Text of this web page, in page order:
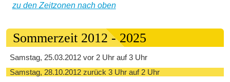
zu den Zeitzonen nach oben
Sommerzeit 2012 - 2025
Samstag, 25.03.2012 vor 2 Uhr auf 3 Uhr
Samstag, 28.10.2012 zurück 3 Uhr auf 2 Uhr